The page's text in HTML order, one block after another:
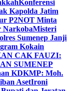
Konferensi
Kapolda Jatim
P2NOT Minta
NarkobaMisteri
Sumenep Janji
Kokain
CAK FAUZI:
SUMENEP
KDKMP: Moh.
AsetIroni